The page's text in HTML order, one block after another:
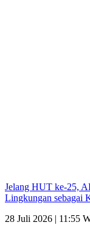
Jelang HUT ke-25,
Lingkungan sebagai
28 Juli 2026 | 11:55